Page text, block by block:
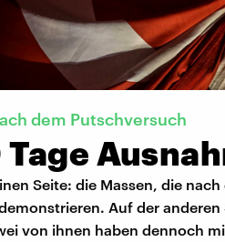
dem Putschversuch
Seite: die Massen, die
Auf der
von ihnen haben dennoch